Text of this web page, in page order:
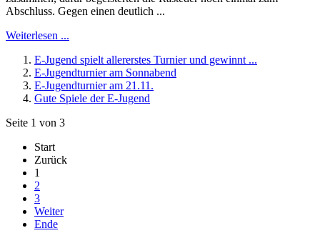
Abschluss. Gegen einen deutlich ...
Weiterlesen ...
E-Jugend spielt allererstes Turnier und gewinnt ...
E-Jugendturnier am Sonnabend
E-Jugendturnier am 21.11.
Gute Spiele der E-Jugend
Seite 1 von 3
Start
Zurück
1
2
3
Weiter
Ende